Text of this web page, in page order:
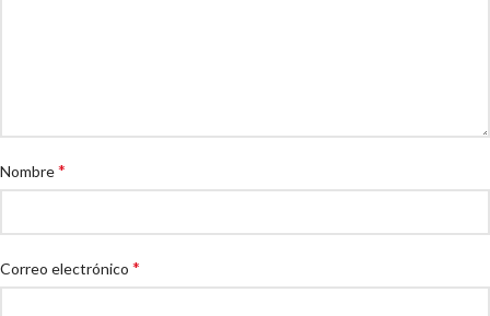
Nombre*
Correo electrónico *